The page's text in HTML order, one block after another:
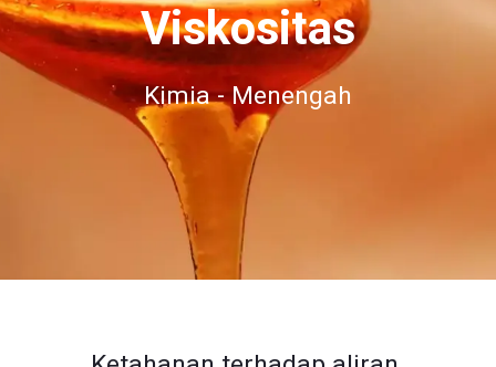
Viskositas
Kimia - Menengah